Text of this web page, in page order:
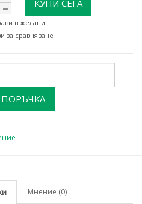
КУПИ СЕГА
в желани
за сравняване
ПОРЪЧКА
Мнение (0)